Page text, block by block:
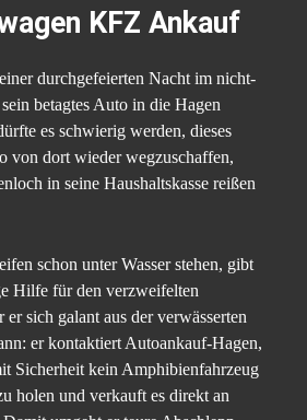
KFZ Ankauf
durchgefeierten Nacht im nicht-
betagtes Auto in die Hagen
es schwierig werden, dieses
von dort wieder wegzuschaffen,
in seine Haushaltskasse reißen
schon unter Wasser stehen, gibt
Hilfe für den verzweifelten
sich galant aus der verwässerten
er kontaktiert Autoankauf-Hagen,
Sicherheit kein Amphibienfahrzeug
holen und verkauft es direkt an